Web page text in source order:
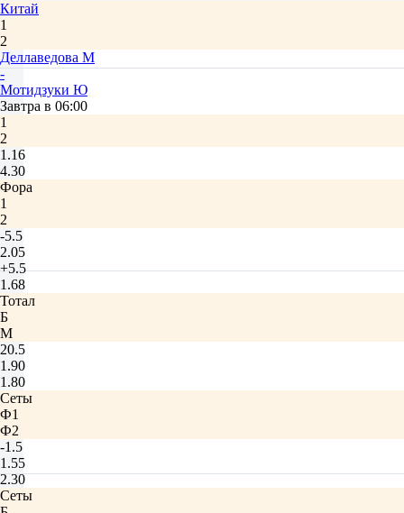
Китай
1
2
Деллаведова М
-
Мотидзуки Ю
Завтра в 06:00
1
2
1.16
4.30
Фора
1
2
-5.5
2.05
+5.5
1.68
Тотал
Б
М
20.5
1.90
1.80
Сеты
Ф1
Ф2
-1.5
1.55
2.30
Сеты